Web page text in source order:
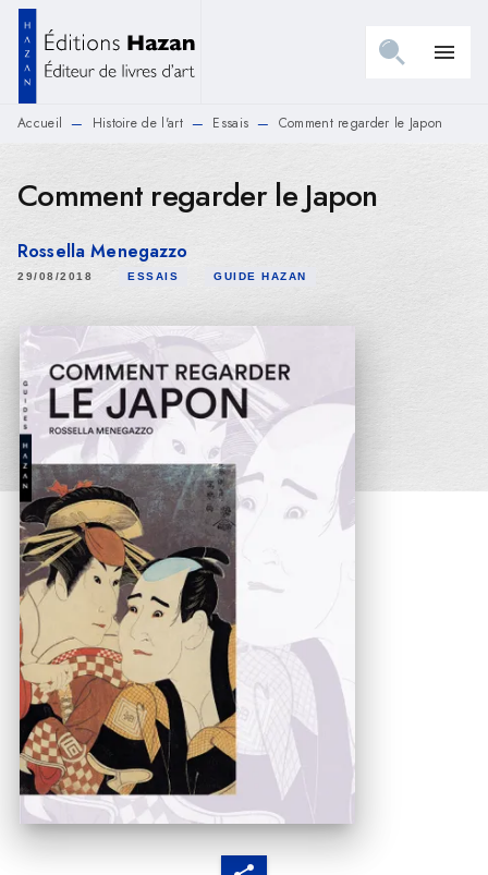
MENU RECHERCHE
PIED DE PAGE
menu
Accueil — Histoire de l'art — Essais — Comment regarder le Japon
Comment regarder le Japon
Rossella Menegazzo
29/08/2018 ESSAIS GUIDE HAZAN